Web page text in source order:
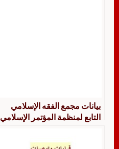
بيانات مجمع الفقه الإسلامي
التابع لمنظمة المؤتمر الإسلامي